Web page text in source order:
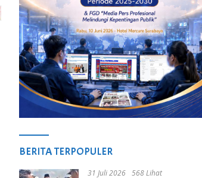
BERITA TERPOPULER
31 Juli 2026
568 Lihat